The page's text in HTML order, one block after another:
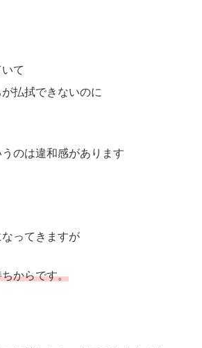
て
払拭できないのに
のは違和感があります
ってきますが
からです。